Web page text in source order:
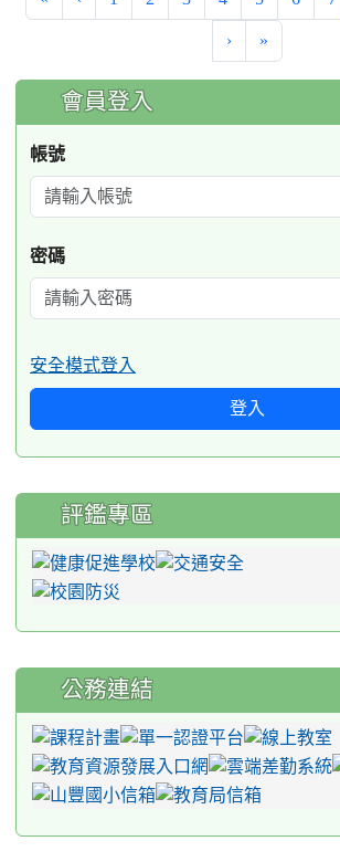
› »
:::
會員登入
帳號
密碼
安全模式登入
登入
評鑑專區
公務連結